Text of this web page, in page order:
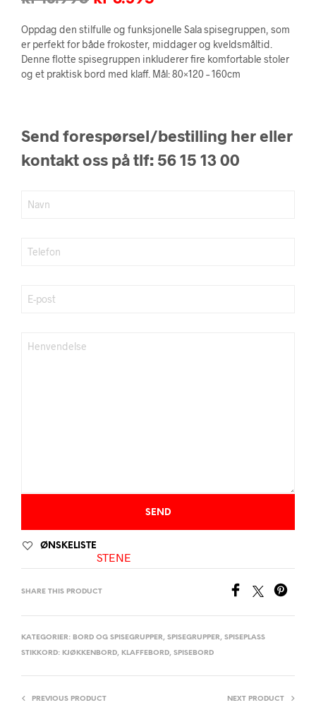
pris
var:
kr 13.995.
pris
er:
kr 8.395.
Oppdag den stilfulle og funksjonelle Sala spisegruppen, som
er perfekt for både frokoster, middager og kveldsmåltid.
Denne flotte spisegruppen inkluderer fire komfortable stoler
og et praktisk bord med klaff. Mål: 80×120 – 160cm
Send forespørsel/bestilling her eller
kontakt oss på tlf: 56 15 13 00
ØNSKELISTE
STENE
SHARE THIS PRODUCT
KATEGORIER: BORD OG SPISEGRUPPER, SPISEGRUPPER, SPISEPLASS
STIKKORD: KJØKKENBORD, KLAFFEBORD, SPISEBORD
PREVIOUS PRODUCT NEXT PRODUCT